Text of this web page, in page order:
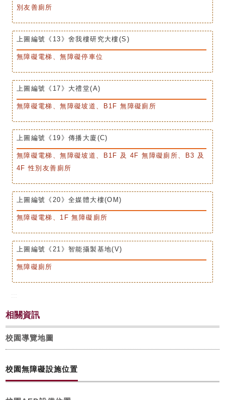
別友善廁所
上圖編號《13》舍我樓研究大樓(S)
無障礙電梯、無障礙停車位
上圖編號《17》大禮堂(A)
無障礙電梯、無障礙坡道、B1F 無障礙廁所
上圖編號《19》傳播大廈(C)
無障礙電梯、無障礙坡道、B1F 及 4F 無障礙廁所、B3 及
4F 性別友善廁所
上圖編號《20》全媒體大樓(OM)
無障礙電梯、1F 無障礙廁所
上圖編號《21》智能攝製基地(V)
無障礙廁所
相關資訊
校園導覽地圖
校園無障礙設施位置